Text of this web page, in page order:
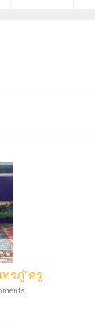
20170626 วันรำลึกถึง"สุนทรภู่"ครูกวีศรีสยาม